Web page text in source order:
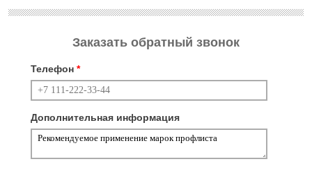
Заказать обратный звонок
Телефон *
Дополнительная информация